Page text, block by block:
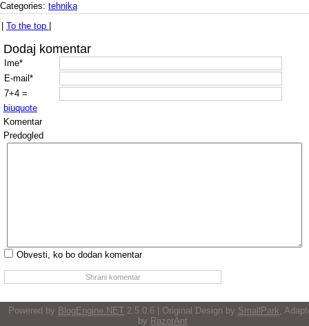
Categories: tehnika
To the top
Dodaj komentar
Ime*
E-mail*
7+4 =
biuquote
Komentar
Predogled
Obvesti, ko bo dodan komentar
Powered by BlogEngine.NET 2.5.0.6 | Original Design by SmallPark,
by RazorAnt